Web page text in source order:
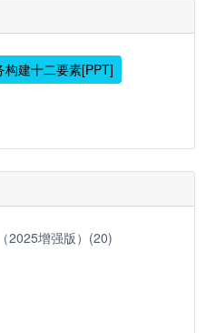
构建十二要素[PPT]
2025增强版）(20)